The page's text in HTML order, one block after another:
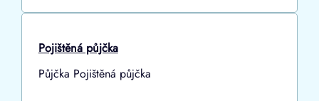
Pojištěná půjčka
Půjčka Pojištěná půjčka